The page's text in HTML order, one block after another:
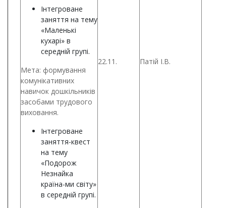
Інтегроване
заняття на тему
«Маленькі
кухарі» в
середній групі.
Мета: формування
комунікативних
навичок дошкільників
засобами трудового
виховання.
Інтегроване
заняття-квест
на тему
«Подорож
Незнайка
країна-ми світу»
в середній групі.
22.11. Патій І.В.